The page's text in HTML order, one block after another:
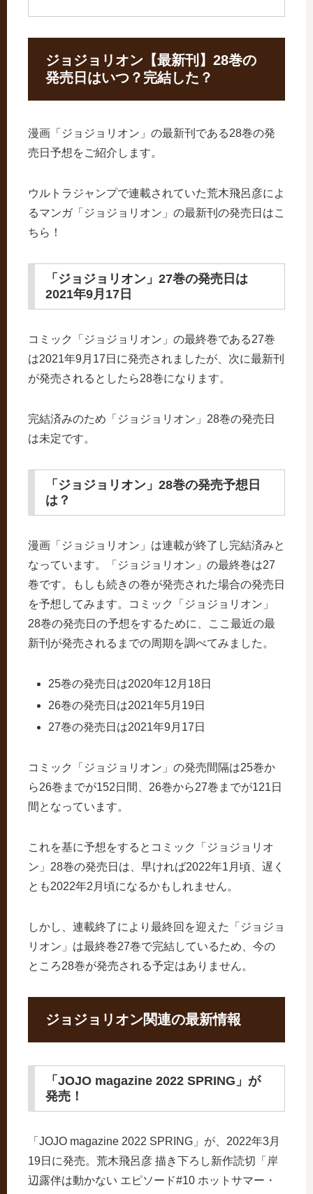
ジョジョリオン【最新刊】28巻の
発売日はいつ？完結した？
漫画「ジョジョリオン」の最新刊である28巻の発
売日予想をご紹介します。
ウルトラジャンプで連載されていた荒木飛呂彦によ
るマンガ「ジョジョリオン」の最新刊の発売日はこ
ちら！
「ジョジョリオン」27巻の発売日は
2021年9月17日
コミック「ジョジョリオン」の最終巻である27巻
は2021年9月17日に発売されましたが、次に最新刊
が発売されるとしたら28巻になります。
完結済みのため「ジョジョリオン」28巻の発売日
は未定です。
「ジョジョリオン」28巻の発売予想日
は？
漫画「ジョジョリオン」は連載が終了し完結済みと
なっています。「ジョジョリオン」の最終巻は27
巻です。もしも続きの巻が発売された場合の発売日
を予想してみます。コミック「ジョジョリオン」
28巻の発売日の予想をするために、ここ最近の最
新刊が発売されるまでの周期を調べてみました。
25巻の発売日は2020年12月18日
26巻の発売日は2021年5月19日
27巻の発売日は2021年9月17日
コミック「ジョジョリオン」の発売間隔は25巻か
ら26巻までが152日間、26巻から27巻までが121日
間となっています。
これを基に予想をするとコミック「ジョジョリオ
ン」28巻の発売日は、早ければ2022年1月頃、遅く
とも2022年2月頃になるかもしれません。
しかし、連載終了により最終回を迎えた「ジョジョ
リオン」は最終巻27巻で完結しているため、今の
ところ28巻が発売される予定はありません。
ジョジョリオン関連の最新情報
「JOJO magazine 2022 SPRING」が
発売！
「JOJO magazine 2022 SPRING」が、2022年3月
19日に発売。荒木飛呂彦 描き下ろし新作読切「岸
辺露伴は動かない エピソード#10 ホットサマー・